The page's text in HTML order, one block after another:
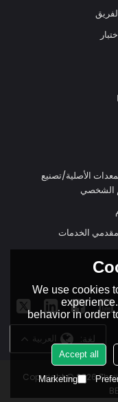
الأصلية/تصنيع
الشخصي
الخدمات
لغة: العربية
Copyright © 2026
We use cookies
behavior in order
Accept all
Marketing